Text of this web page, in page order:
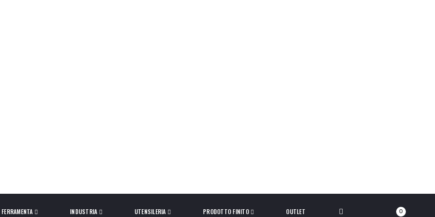
FERRAMENTA INDUSTRIA UTENSILERIA PRODOTTO FINITO OUTLET 0